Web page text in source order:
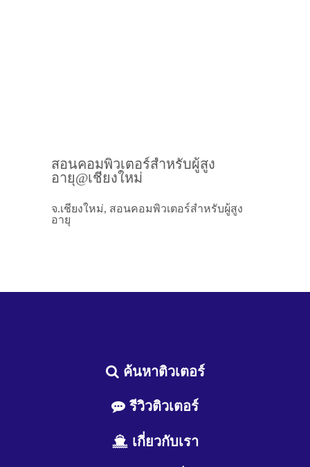
สอนคอมพิวเตอร์สำหรับผู้สูง
อายุ@เชียงใหม่
จ.เชียงใหม่, สอนคอมพิวเตอร์สำหรับผู้สูง
อายุ
ค้นหาติวเตอร์
รีวิวติวเตอร์
เกี่ยวกับเรา